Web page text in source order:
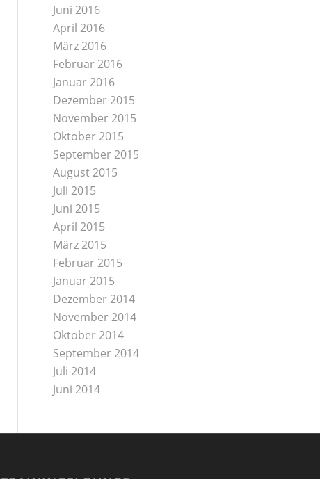
Juni 2016
April 2016
März 2016
Februar 2016
Januar 2016
Dezember 2015
November 2015
Oktober 2015
September 2015
August 2015
Juli 2015
Juni 2015
April 2015
März 2015
Februar 2015
Januar 2015
Dezember 2014
November 2014
Oktober 2014
September 2014
Juli 2014
Juni 2014